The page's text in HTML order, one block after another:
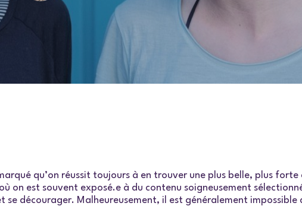
qu’on réussit toujours à en trouver une plus belle, plus
on est souvent exposé.e à du contenu soigneusement
décourager. Malheureusement, il est généralement impossible